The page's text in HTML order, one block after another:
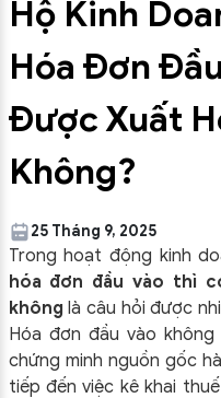
Hộ Kinh
Hóa Đơn
Được Xuất
Không?
25 Tháng 9, 2025
Trong hoạt động kinh
hóa đơn đầu vào thì
không là câu hỏi được
Hóa đơn đầu vào
chứng minh nguồn gốc
tiếp đến việc kê khai